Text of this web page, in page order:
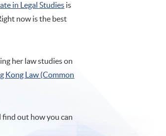
in Legal Studies is
now is the best
her law studies on
Kong Law (Common
find out how you can